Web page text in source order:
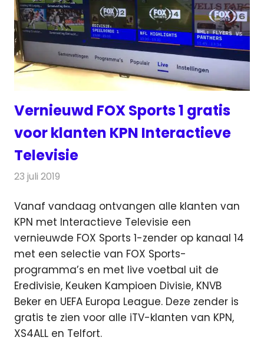
Vernieuwd FOX Sports 1 gratis
voor klanten KPN Interactieve
Televisie
23 juli 2019
Vanaf vandaag ontvangen alle klanten van
KPN met Interactieve Televisie een
vernieuwde FOX Sports 1-zender op kanaal 14
met een selectie van FOX Sports-
programma’s en met live voetbal uit de
Eredivisie, Keuken Kampioen Divisie, KNVB
Beker en UEFA Europa League. Deze zender is
gratis te zien voor alle iTV-klanten van KPN,
XS4ALL en Telfort.